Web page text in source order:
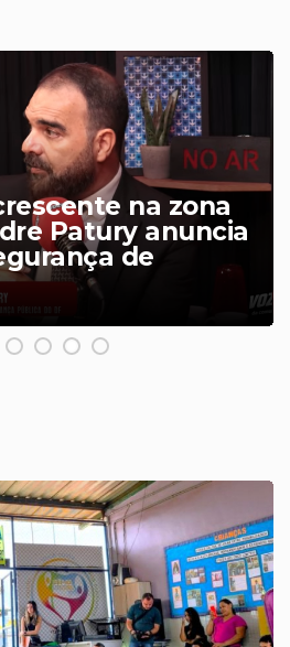
espera, Terminal
Arapoanga tem
e obra
etapa